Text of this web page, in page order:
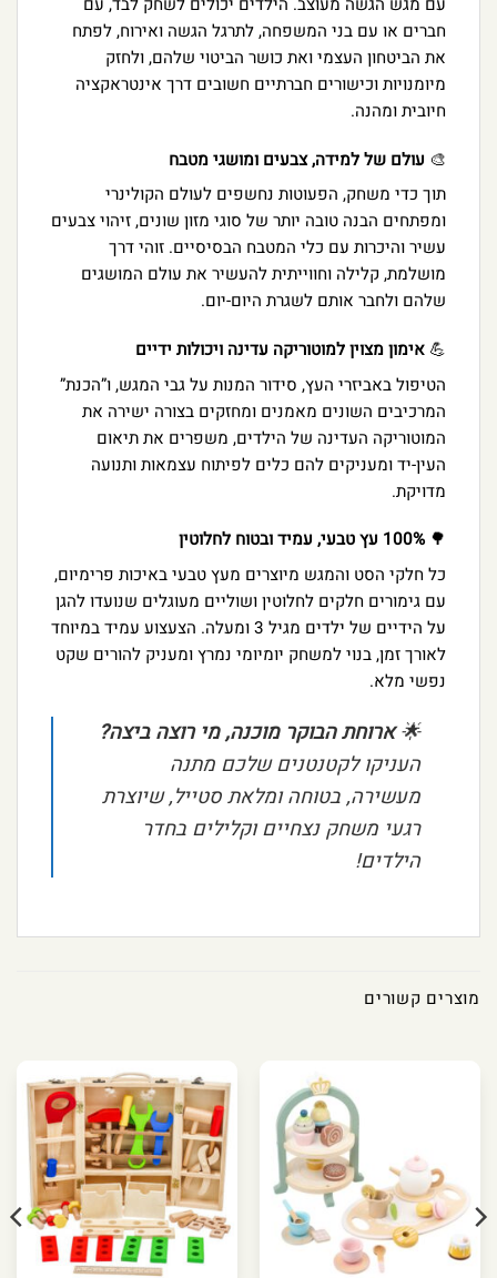
חברים או עם בני המשפחה, לתרגל הגשה ואירוח, לפתח
את הביטחון העצמי ואת כושר הביטוי שלהם, ולחזק
מיומנויות וכישורים חברתיים חשובים דרך אינטראקציה
חיובית ומהנה.
🎨 עולם של למידה, צבעים ומושגי מטבח
תוך כדי משחק, הפעוטות נחשפים לעולם הקולינרי
ומפתחים הבנה טובה יותר של סוגי מזון שונים, זיהוי צבעים
עשיר והיכרות עם כלי המטבח הבסיסיים. זוהי דרך
מושלמת, קלילה וחווייתית להעשיר את עולם המושגים
שלהם ולחבר אותם לשגרת היום-יום.
💪 אימון מצוין למוטוריקה עדינה ויכולות ידיים
הטיפול באביזרי העץ, סידור המנות על גבי המגש, ו”הכנת”
המרכיבים השונים מאמנים ומחזקים בצורה ישירה את
המוטוריקה העדינה של הילדים, משפרים את תיאום
העין-יד ומעניקים להם כלים לפיתוח עצמאות ותנועה
מדויקת.
🌳 100% עץ טבעי, עמיד ובטוח לחלוטין
כל חלקי הסט והמגש מיוצרים מעץ טבעי באיכות פרימיום,
עם גימורים חלקים לחלוטין ושוליים מעוגלים שנועדו להגן
על הידיים של ילדים מגיל 3 ומעלה. הצעצוע עמיד במיוחד
לאורך זמן, בנוי למשחק יומיומי נמרץ ומעניק להורים שקט
נפשי מלא.
🌟ארוחת הבוקר מוכנה, מי רוצה ביצה?
העניקו לקטנטנים שלכם מתנה
מעשירה, בטוחה ומלאת סטייל, שיוצרת
רגעי משחק נצחיים וקלילים בחדר
הילדים!
מוצרים קשורים